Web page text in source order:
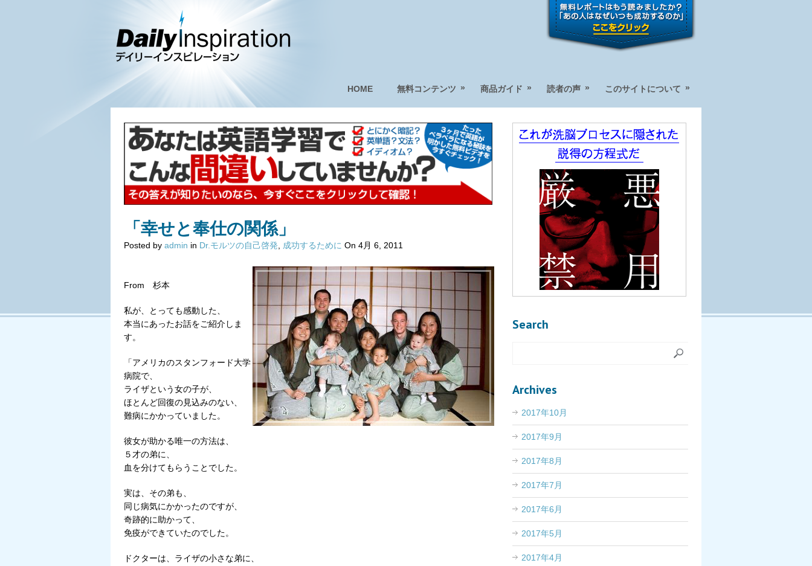
HOME 無料コンテンツ » 商品ガイド » 読者の声 » このサイトについて »
「幸せと奉仕の関係」
Posted by admin in Dr.モルツの自己啓発 成功するために On 4月 6, 2011
From 杉本
私が、とっても感動した、
本当にあったお話をご紹介しま
す。
「アメリカのスタンフォード大学
病院で、
ライザという女の子が、
ほとんど回復の見込みのない、
難病にかかっていました。
彼女が助かる唯一の方法は、
５才の弟に、
血を分けてもらうことでした。
実は、その弟も、
同じ病気にかかったのですが、
奇跡的に助かって、
免疫ができていたのでした。
ドクターは、ライザの小さな弟に、
Search
Archives
2017年10月
2017年9月
2017年8月
2017年7月
2017年6月
2017年5月
2017年4月